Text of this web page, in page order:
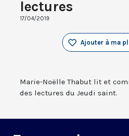
lectures
17/04/2019
Ajouter à ma
Marie-Noëlle Thabut lit et
des lectures du Jeudi saint.